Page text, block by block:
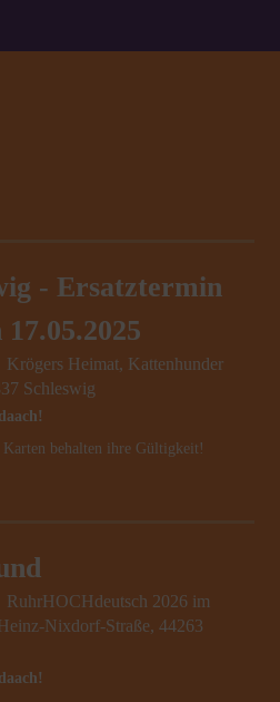
- Ersatztermin
Krögers Heimat, Kattenhunder
Schleswig
Karten behalten ihre Gültigkeit!
RuhrHOCHdeutsch 2026 im
Nixdorf-Straße, 44263